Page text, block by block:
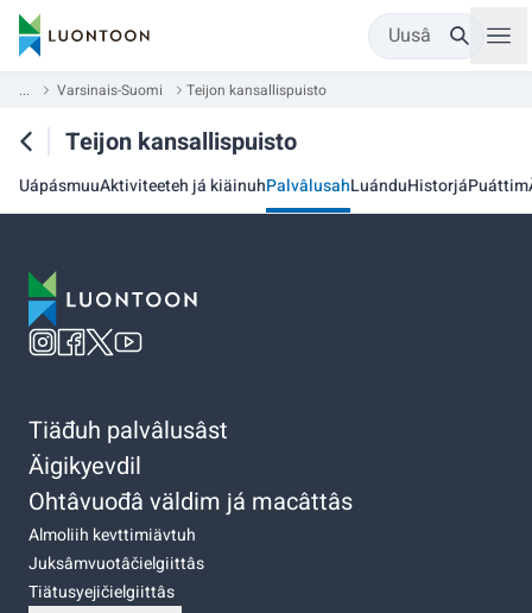
Uusâ
... Varsinais-Suomi Teijon kansallispuisto
Teijon kansallispuisto
UápásmuuAktiviteeteh já kiäinuhPalvâlusahLuánduHistorjáPuáttim
Tiäđuh palvâlusâst
Äigikyevdil
Ohtâvuođâ väldim já macâttâs
Almoliih kevttimiävtuh
Juksâmvuotâčielgiittâs
Tiätusyejičielgiittâs